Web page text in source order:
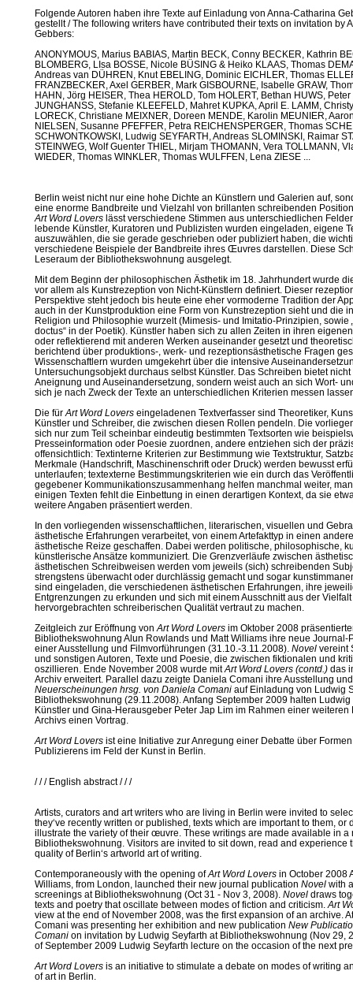
Folgende Autoren haben ihre Texte auf Einladung von Anna-Catharina
gestellt / The following writers have contributed their texts on invitation by
Gebbers:
ANONYMOUS, Marius BABIAS, Martin BECK, Conny BECKER, Kathrin
BLOMBERG, LIsa BOSSE, Nicole BÜSING & Heiko KLAAS, Thomas
Andreas van DÜHREN, Knut EBELING, Dominic EICHLER, Thomas
FRANZBECKER, Axel GERBER, Mark GISBOURNE, Isabelle GRAW,
HAHN, Jörg HEISER, Thea HEROLD, Tom HOLERT, Bethan HUWS,
JUNGHANSS, Stefanie KLEEFELD, Mahret KUPKA, April E. LAMM,
LORECK, Christiane MEIXNER, Doreen MENDE, Karolin MEUNIER,
NIELSEN, Susanne PFEFFER, Petra REICHENSPERGER, Thomas
SCHWONTKOWSKI, Ludwig SEYFARTH, Andreas SLOMINSKI, Raimar
STEINWEG, Wolf Guenter THIEL, Mirjam THOMANN, Vera TOLLMANN,
WIEDER, Thomas WINKLER, Thomas WULFFEN, Lena ZIESE ...
Berlin weist nicht nur eine hohe Dichte an Künstlern und Galerien auf,
eine enorme Bandbreite und Vielzahl von brillanten schreibenden
Art Word Lovers lässt verschiedene Stimmen aus unterschiedlichen
lebende Künstler, Kuratoren und Publizisten wurden eingeladen, eigene
auszuwählen, die sie gerade geschrieben oder publiziert haben, die
verschiedene Beispiele der Bandbreite ihres Œuvres darstellen. Diese
Leseraum der Bibliothekswohnung ausgelegt.
Mit dem Beginn der philosophischen Ästhetik im 18. Jahrhundert wurde
vor allem als Kunstrezeption von Nicht-Künstlern definiert. Dieser
Perspektive steht jedoch bis heute eine eher vormoderne Tradition der
auch in der Kunstproduktion eine Form von Kunstrezeption sieht und die
Religion und Philosophie wurzelt (Mimesis- und Imitatio-Prinzipien, sowie
doctus“ in der Poetik). Künstler haben sich zu allen Zeiten in ihren
oder reflektierend mit anderen Werken auseinander gesetzt und
berichtend über produktions-, werk- und rezeptionsästhetische Fragen
Wissenschaftlern wurden umgekehrt über die intensive
Untersuchungsobjekt durchaus selbst Künstler. Das Schreiben bietet
Aneignung und Auseinandersetzung, sondern weist auch an sich Wort-
sich je nach Zweck der Texte an unterschiedlichen Kriterien messen
Die fürArt Word Lovers eingeladenen Textverfasser sind Theoretiker,
Künstler und Schreiber, die zwischen diesen Rollen pendeln. Die
sich nur zum Teil scheinbar eindeutig bestimmten Textsorten wie
Presseinformation oder Poesie zuordnen, andere entziehen sich der
offensichtlich: Textinterne Kriterien zur Bestimmung wie Textstruktur,
Merkmale (Handschrift, Maschinenschrift oder Druck) werden bewusst
unterlaufen; textexterne Bestimmungskriterien wie ein durch das
gegebener Kommunikationszusammenhang helfen manchmal weiter,
einigen Texten fehlt die Einbettung in einen derartigen Kontext, da sie
weitere Angaben präsentiert werden.
In den vorliegenden wissenschaftlichen, literarischen, visuellen und
ästhetische Erfahrungen verarbeitet, von einem Artefakttyp in einen
ästhetische Reize geschaffen. Dabei werden politische, philosophische,
künstlerische Ansätze kommuniziert. Die Grenzverläufe zwischen
ästhetischen Schreibweisen werden vom jeweils (sich) schreibenden
strengstens überwacht oder durchlässig gemacht und sogar
sind eingeladen, die verschiedenen ästhetischen Erfahrungen, ihre
Entgrenzungen zu erkunden und sich mit einem Ausschnitt aus der
hervorgebrachten schreiberischen Qualität vertraut zu machen.
Zeitgleich zur Eröffnung vonArt Word Lovers im Oktober 2008
Bibliothekswohnung Alun Rowlands und Matt Williams ihre neue Journal-
einer Ausstellung und Filmvorführungen (31.10.-3.11.2008). Novel vereint
und sonstigen Autoren, Texte und Poesie, die zwischen fiktionalen und
oszillieren. Ende November 2008 wurde mitArt Word Lovers (contd.) das
Archiv erweitert. Parallel dazu zeigte Daniela Comani ihre Ausstellung
Neuerscheinungen hrsg. von Daniela Comani auf Einladung von Ludwig
Bibliothekswohnung (29.11.2008). Anfang September 2009 halten
Künstler und Gina-Herausgeber Peter Jap Lim im Rahmen einer weiteren
Archivs einen Vortrag.
Art Word Lovers ist eine Initiative zur Anregung einer Debatte über
Publizierens im Feld der Kunst in Berlin.
/ / / English abstract / / /
Artists, curators and art writers who are living in Berlin were invited to
they‘ve recently written or published, texts which are important to them, or
illustrate the variety of their œuvre. These writings are made available in a
Bibliothekswohnung. Visitors are invited to sit down, read and experience
quality of Berlin‘s artworld art of writing.
Contemporaneously with the opening ofArt Word Lovers in October 2008
Williams, from London, launched their new journal publication Novel with
screenings at Bibliothekswohnung (Oct 31 - Nov 3, 2008). Novel draws
texts and poetry that oscillate between modes of fiction and criticism.Art
view at the end of November 2008, was the first expansion of an archive.
Comani was presenting her exhibition and new publication New
Comani on invitation by Ludwig Seyfarth at Bibliothekswohnung (Nov 29,
of September 2009 Ludwig Seyfarth lecture on the occasion of the next
Art Word Lovers is an initiative to stimulate a debate on modes of writing
of art in Berlin.